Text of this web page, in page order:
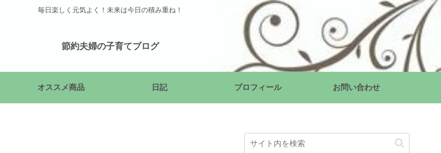
毎日楽しく元気よく！未来は今日の積み重ね！
節約夫婦の子育てブログ
オススメ商品 日記 プロフィール お問い合わせ